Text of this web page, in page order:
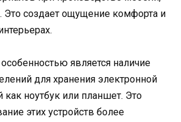
создает ощущение комфорта и
является наличие
для хранения электронной
как ноутбук или планшет. Это
этих устройств более